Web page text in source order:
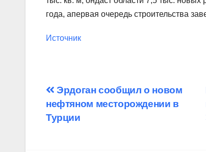
года, апервая очередь строительства
Источник
Навигация
по
Эрдоган сообщил о новом
нефтяном месторождении в
Турции